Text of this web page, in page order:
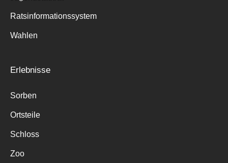
Ratsinformationssystem
Wahlen
Erlebnisse
Sorben
Ortsteile
Schloss
Zoo